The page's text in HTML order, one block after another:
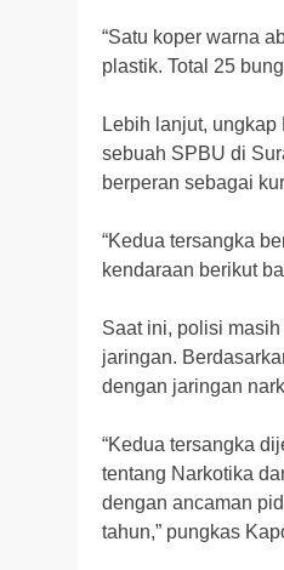
“Satu koper warna
plastik. Total 25
Lebih lanjut,
sebuah SPBU di
berperan sebagai
“Kedua tersangka
kendaraan berikut
Saat ini, polisi
jaringan.
dengan jaringan
“Kedua tersangka
tentang Narkotika
dengan ancaman
tahun,” pungkas